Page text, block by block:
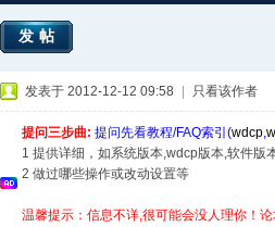
发帖
发表于 2012-12-12 09:58 只看该作者
提问三步曲: 提问先看教程/FAQ索引(wdcp,
1 提供详细，如系统版本,wdcp版本,软件版
2 做过哪些操作或改动设置等
温馨提示：信息不详,很可能会没人理你！